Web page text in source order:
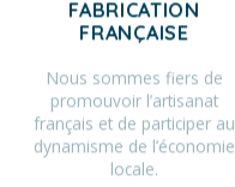
FRANÇAISE
promouvoir l’artisanat
français et de participer au
dynamisme de l’économie
locale.